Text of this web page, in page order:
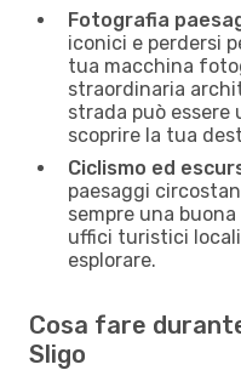
Fotografia
iconici e perdersi
tua macchina
straordinaria
strada può essere
scoprire la tua
Ciclismo ed
paesaggi
sempre una
uffici turistici
esplorare.
Cosa fare
Sligo